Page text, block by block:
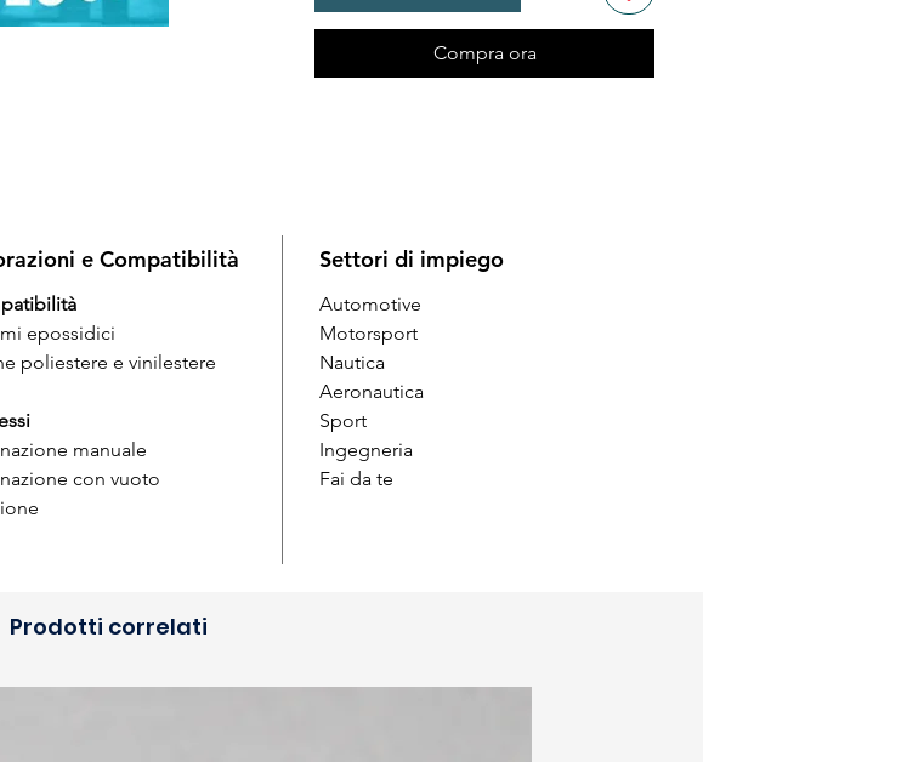
Compra ora
e Compatibilità
epossidici
poliestere e vinilestere
manuale
con vuoto
Settori di impiego
Automotive
Motorsport
Nautica
Aeronautica
Sport
Ingegneria
Fai da te
Prodotti correlati